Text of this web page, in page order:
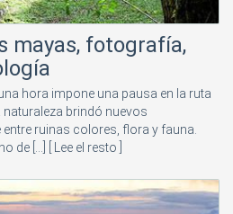
mayas, fotografía,
hora impone una pausa en la ruta
brindó nuevos
ruinas colores, flora y fauna.
de [...]
[ Lee el resto ]